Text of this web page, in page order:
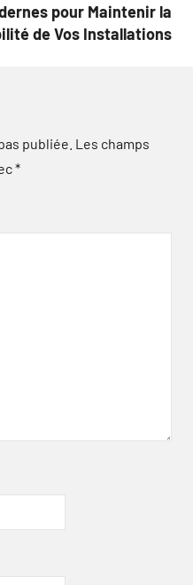
pour Maintenir la
de Vos Installations
publiée. Les champs
*